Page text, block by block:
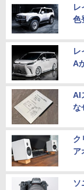
レ
色
レ
A
AI
な
ク
ア
ソ